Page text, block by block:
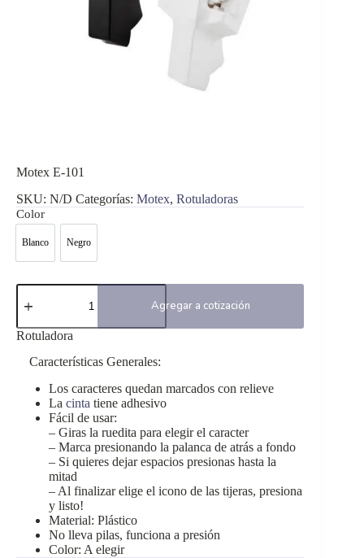
Motex E-101
SKU: N/D Categorías: Motex, Rotuladoras
Color
BlancoBlancoNegroNegro
Motex
E-
cantidad
Agregar a cotización
Rotuladora
Características Generales:
Los caracteres quedan marcados con relieve
La cinta tiene adhesivo
Fácil de usar:
– Giras la ruedita para elegir el caracter
– Marca presionando la palanca de atrás a fondo
– Si quieres dejar espacios presionas hasta la
mitad
– Al finalizar elige el icono de las tijeras, presiona
y listo!
Material: Plástico
No lleva pilas, funciona a presión
Color: A elegir